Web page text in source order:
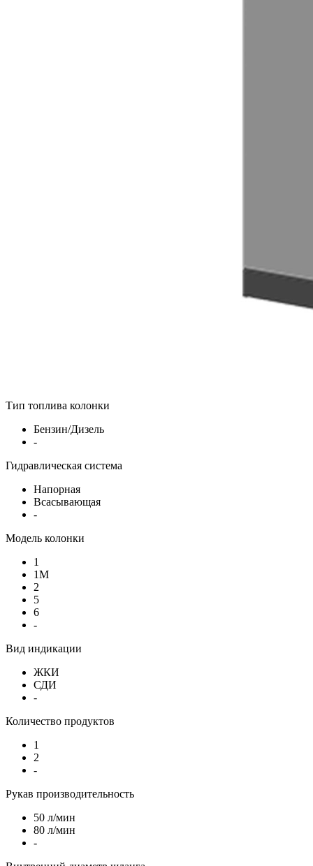
Тип топлива колонки
Бензин/Дизель
-
Гидравлическая система
Напорная
Всасывающая
-
Модель колонки
1
1М
2
5
6
-
Вид индикации
ЖКИ
СДИ
-
Количество продуктов
1
2
-
Рукав производительность
50 л/мин
80 л/мин
-